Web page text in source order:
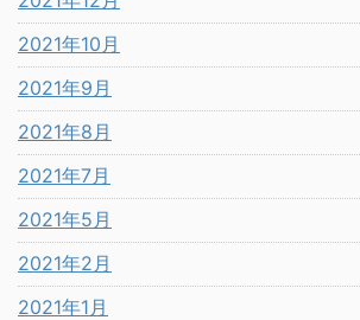
2021年10月
2021年9月
2021年8月
2021年7月
2021年5月
2021年2月
2021年1月